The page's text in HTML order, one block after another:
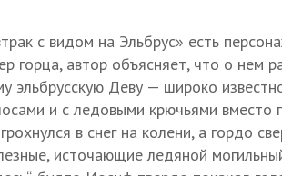
с видом на Эльбрус» есть
горца, автор объясняет, что о нем
эльбрусскую Деву — широко
и с ледовыми крючьями вместо
в снег на колени, а гордо
источающие ледяной